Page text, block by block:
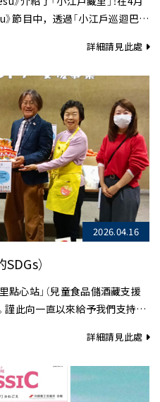
節目中，透過「小江戶巡迴巴士
詳細請見此處
2026.04.16
）
點心站」（兒童食品儲酒藏支援
謹此向一直以來給予我們支持與
詳細請見此處